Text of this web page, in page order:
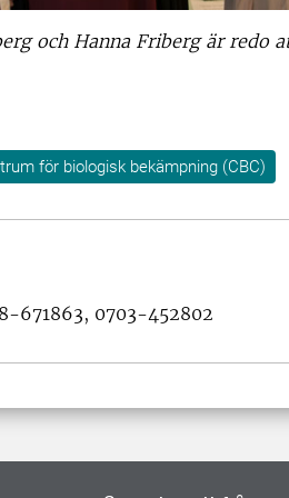
och Hanna Friberg är redo
för biologisk bekämpning (CBC)
671863, 0703-452802